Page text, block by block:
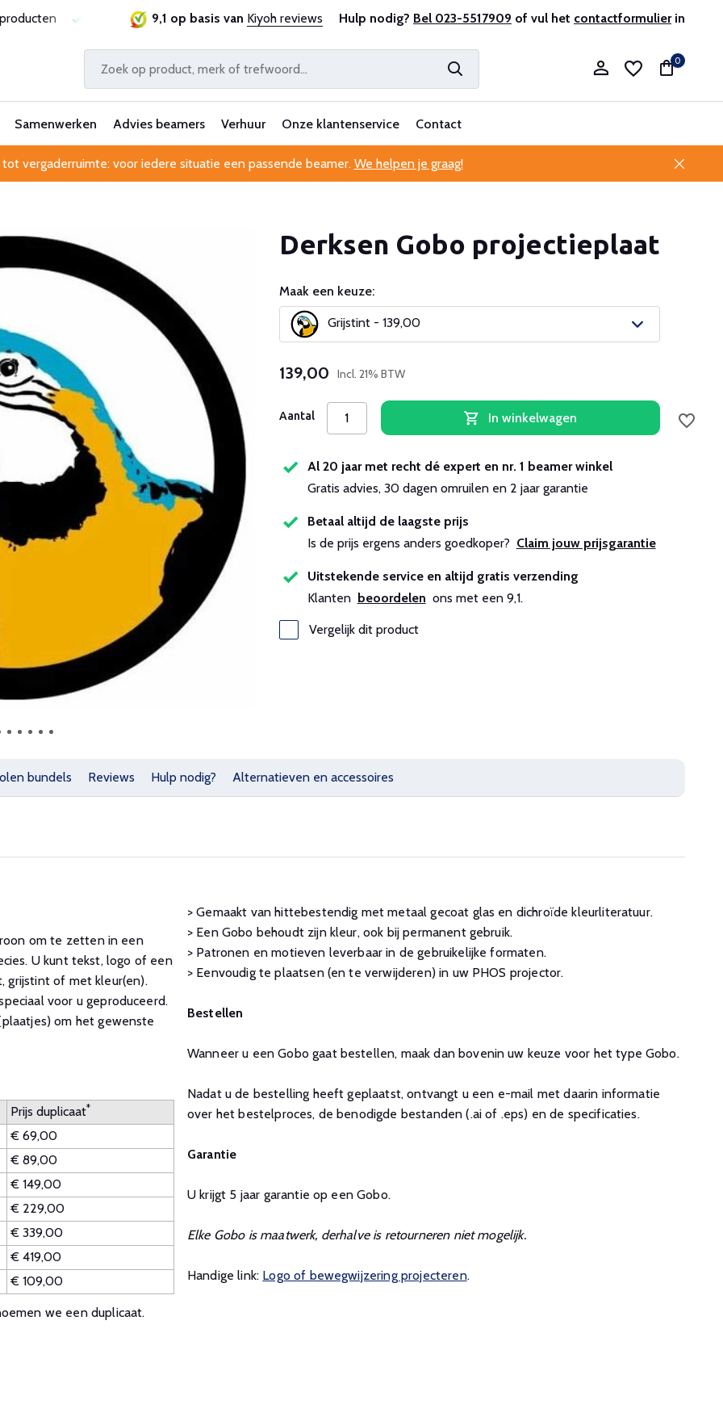
Al 25 jaar betrouwbaar en ervaren Professionele klantenservice
9,1 op basis van Kiyoh reviews Hulp nodig? Bel 023-5517909 of vul het contactformulierin
Account aanmaken
0
Samenwerken Advies beamers Verhuur Onze klantenservice Contact
vergaderruimte: voor iedere situatie een passende beamer. We helpen je graag!
Derksen Gobo projectieplaat
Maak een keuze:
Grijstint - 139,00
139,00 Incl. 21% BTW
Aantal In winkelwagen
Al 20 jaar met recht dé expert en nr. 1 beamer winkel
Gratis advies, 30 dagen omruilen en 2 jaar garantie
Betaal altijd de laagste prijs
Is de prijs ergens anders goedkoper? Claim jouw prijsgarantie
Uitstekende service en altijd gratis verzending
Klanten beoordelen ons met een 9,1.
Vergelijk dit product
bundels Reviews Hulp nodig? Alternatieven en accessoires
om te zetten in een
U kunt tekst, logo of een
grijstint of met kleur(en).
voor u geproduceerd.
om het gewenste
Prijs duplicaat*
€ 69,00
€ 89,00
€ 149,00
€ 229,00
€ 339,00
€ 419,00
€ 109,00
we een duplicaat.
> Gemaakt van hittebestendig met metaal gecoat glas en dichroïde kleurliteratuur.
> Een Gobo behoudt zijn kleur, ook bij permanent gebruik.
> Patronen en motieven leverbaar in de gebruikelijke formaten.
> Eenvoudig te plaatsen (en te verwijderen) in uw PHOS projector.
Bestellen
Wanneer u een Gobo gaat bestellen, maak dan bovenin uw keuze voor het type Gobo.
Nadat u de bestelling heeft geplaatst, ontvangt u een e-mail met daarin informatie
over het bestelproces, de benodigde bestanden (.ai of .eps) en de specificaties.
Garantie
U krijgt 5 jaar garantie op een Gobo.
Elke Gobo is maatwerk, derhalve is retourneren niet mogelijk.
Handige link: Logo of bewegwijzering projecteren.